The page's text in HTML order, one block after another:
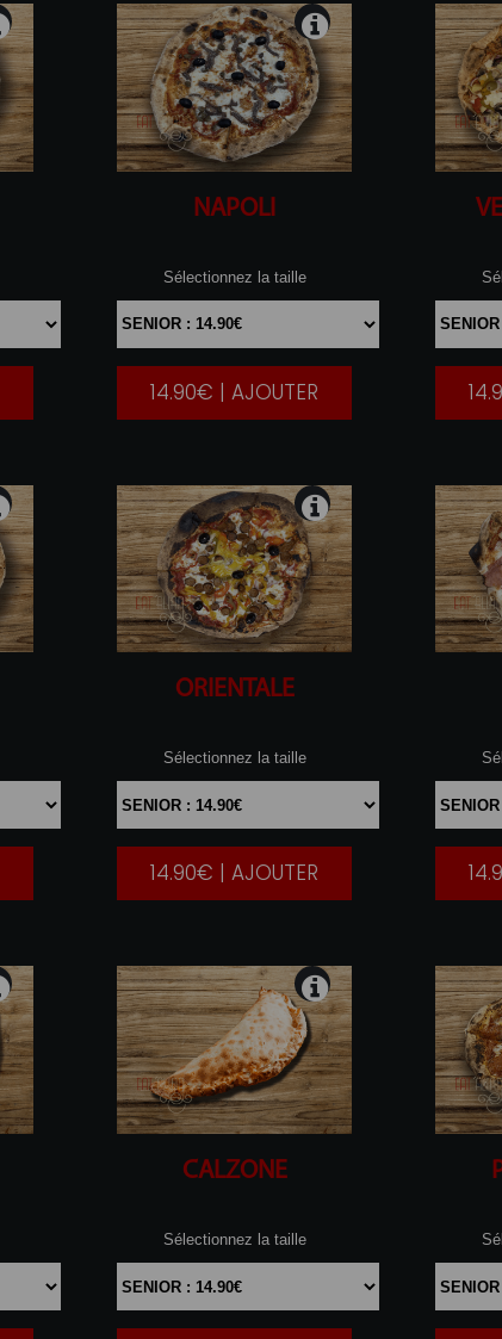
NAPOLI
Sélectionnez la taille
|
14.90€ | AJOUTER
ORIENTALE
Sélectionnez la taille
|
14.90€ | AJOUTER
CALZONE
Sélectionnez la taille